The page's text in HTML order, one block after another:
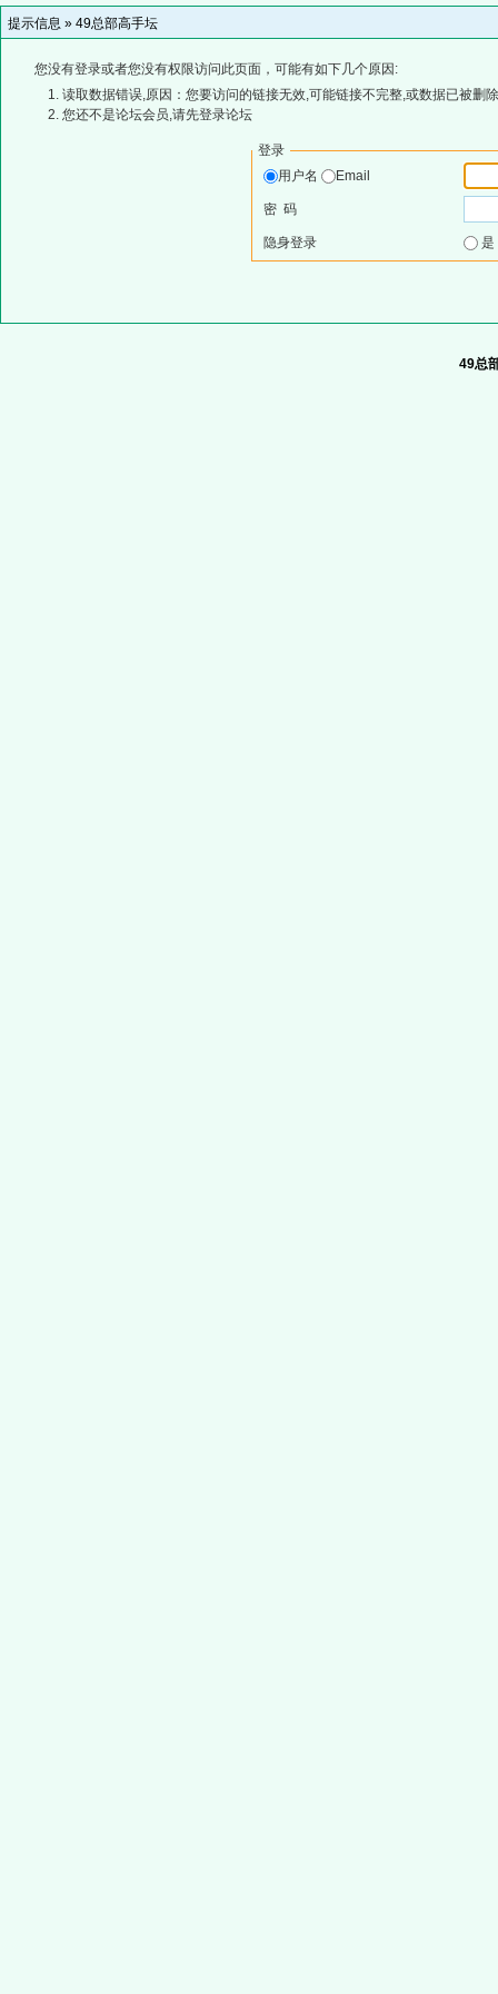
提示信息 » 49总部高手坛
您没有登录或者您没有权限访问此页面，可能有如下几个原因:
读取数据错误,原因：您要访问的链接无效,可能链接不完整,或数据已被删
您还不是论坛会员,请先登录论坛
登录
用户名
Email
密 码
隐身登录
49总